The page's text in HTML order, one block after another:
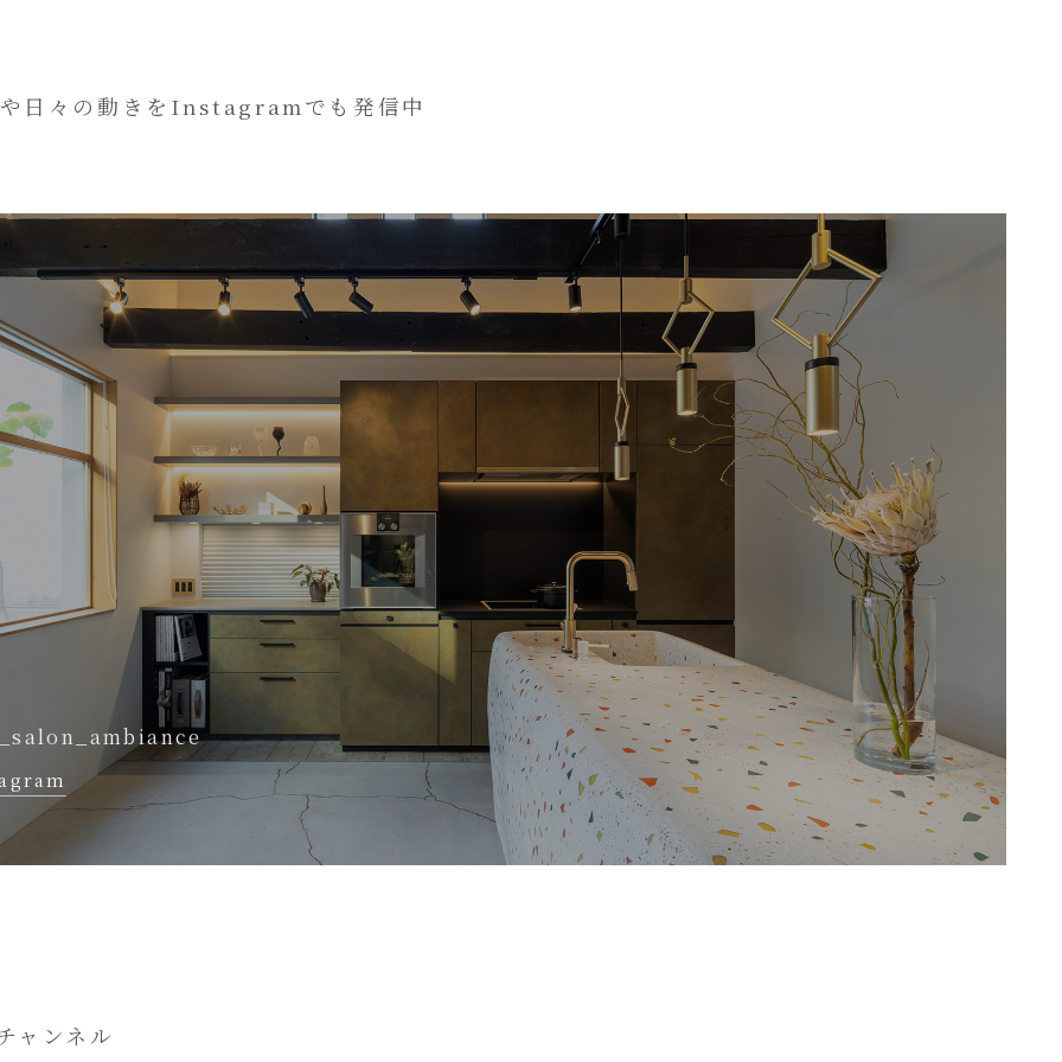
日々の動きをInstagramでも発信中
ャンネル